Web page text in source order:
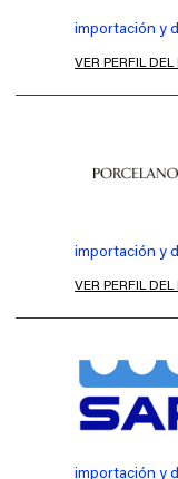
importación y
VER PERFIL
importación y
VER PERFIL
importación y